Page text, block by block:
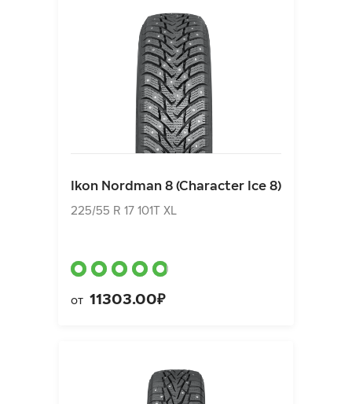
Ikon Nordman 8 (Character Ice 8)
225/55 R 17 101T XL
от 11303.00₽
Ikon Nordman 8 (Character Ice 8)
225/55 R 17 101T XL
от11303.00₽